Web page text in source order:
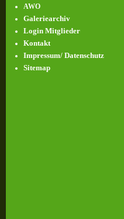
AWO
Galeriearchiv
Login Mitglieder
Kontakt
Impressum/ Datenschutz
Sitemap